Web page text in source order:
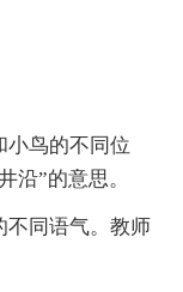
鸟的不同位
沿”的意思。
同语气。教师